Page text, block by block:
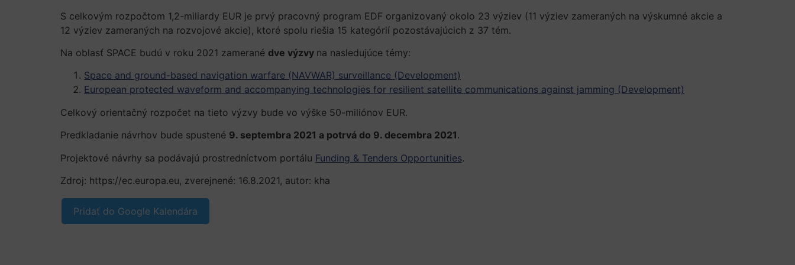
S celkovým rozpočtom 1,2-miliardy EUR je prvý pracovný program EDF organizovaný okolo 23 výziev (11 výziev zameraných na výskumné akcie a
12 výziev zameraných na rozvojové akcie), ktoré spolu riešia 15 kategórií pozostávajúcich z 37 tém.
Na oblasť SPACE budú v roku 2021 zamerané dve výzvy na nasledujúce témy:
Space and ground-based navigation warfare (NAVWAR) surveillance (Development)
European protected waveform and accompanying technologies for resilient satellite communications against jamming (Development)
Celkový orientačný rozpočet na tieto výzvy bude vo výške 50-miliónov EUR.
Predkladanie návrhov bude spustené 9. septembra 2021 a potrvá do 9. decembra 2021.
Projektové návrhy sa podávajú prostredníctvom portálu Funding & Tenders Opportunities.
Zdroj: https://ec.europa.eu, zverejnené: 16.8.2021, autor: kha
Pridať do Google Kalendára